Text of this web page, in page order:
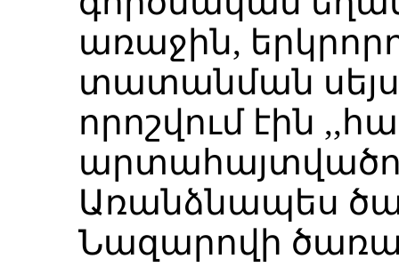
առաջին,
տատանման
որոշվում էին
Առանձնապես
Նազարովի